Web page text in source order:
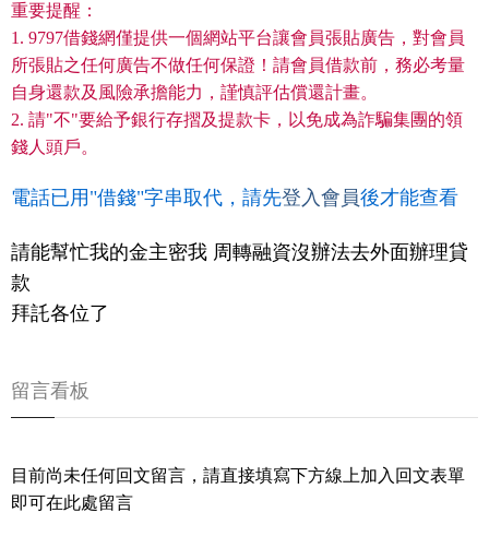
重要提醒：
1. 9797借錢網僅提供一個網站平台讓會員張貼廣告，對會員
所張貼之任何廣告不做任何保證！請會員借款前，務必考量
自身還款及風險承擔能力，謹慎評估償還計畫。
2. 請"不"要給予銀行存摺及提款卡，以免成為詐騙集團的領
錢人頭戶。
電話已用"借錢"字串取代，請先登入會員後才能查看
請能幫忙我的金主密我 周轉融資沒辦法去外面辦理貸
款
拜託各位了
留言看板
目前尚未任何回文留言，請直接填寫下方線上加入回文表單
即可在此處留言